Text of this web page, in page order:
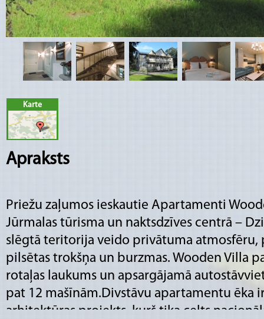
Karte
Apraksts
Priežu zaļumos ieskautie Apartamenti
Jūrmalas tūrisma un naktsdzīves centrā –
slēgtā teritorija veido privātuma atmosfēru,
pilsētas trokšņa un burzmas. Wooden Villa
rotaļas laukums un apsargājamā
pat 12 mašīnām.Divstāvu apartamentu ēka
arhitektūras projekts, kurš tika celts